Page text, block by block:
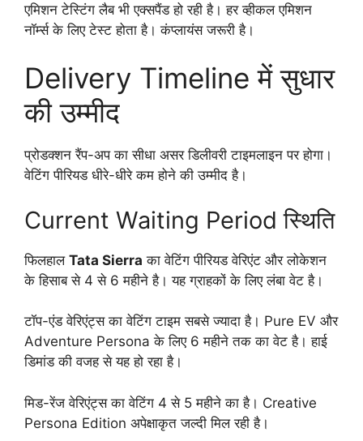
एमिशन टेस्टिंग लैब भी एक्सपैंड हो रही है। हर व्हीकल एमिशन
नॉर्म्स के लिए टेस्ट होता है। कंप्लायंस जरूरी है।
Delivery Timeline में सुधार
की उम्मीद
प्रोडक्शन रैंप-अप का सीधा असर डिलीवरी टाइमलाइन पर होगा।
वेटिंग पीरियड धीरे-धीरे कम होने की उम्मीद है।
Current Waiting Period स्थिति
फिलहाल Tata Sierra का वेटिंग पीरियड वेरिएंट और लोकेशन
के हिसाब से 4 से 6 महीने है। यह ग्राहकों के लिए लंबा वेट है।
टॉप-एंड वेरिएंट्स का वेटिंग टाइम सबसे ज्यादा है। Pure EV और
Adventure Persona के लिए 6 महीने तक का वेट है। हाई
डिमांड की वजह से यह हो रहा है।
मिड-रेंज वेरिएंट्स का वेटिंग 4 से 5 महीने का है। Creative
Persona Edition अपेक्षाकृत जल्दी मिल रही है।